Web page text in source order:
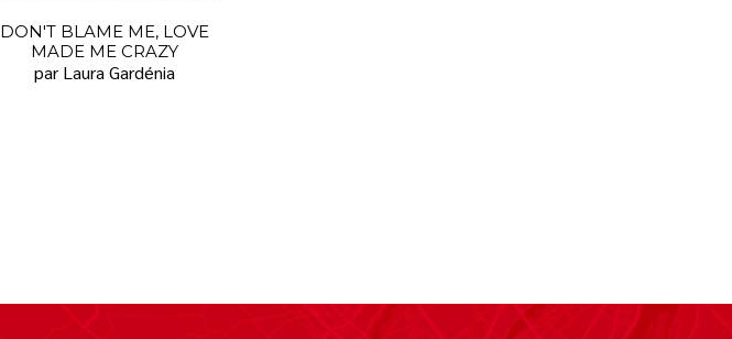
DON'T BLAME ME, LOVE
MADE ME CRAZY
par Laura Gardénia